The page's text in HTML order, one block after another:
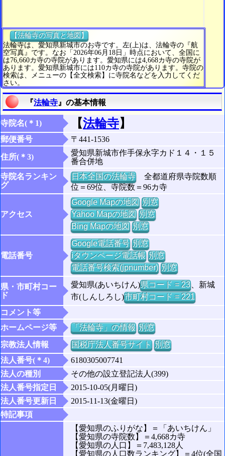
【法輪寺の写真と地図】
法輪寺は、愛知県新城市のお寺です。左(上)は、法輪寺の『航
空写真』です。なお「2026年06月18日」時点において、全国に
は76,660カ寺の寺院があります。愛知県には4,668カ寺の寺院が
あります。愛知県新城市には110カ寺の寺院があります。寺院の
検索は、メニューの【全文検索】に寺院名などを入力してくだ
さい。
『法輪寺 』の基本情報
寺院名(＊1) 【法輪寺】
郵便番号 〒441-1536
住所(＊3)
愛知県新城市作手保永字カド１４・１５
番合併地
寺院名ランキン
グ
日本全国の法輪寺全都道府県寺院数順
位＝69位、寺院数＝96カ寺
アクセス
Google Mapの地図 別窓
Yahoo Mapの地図 別窓
Bing Mapの地図 別窓
電話番号
Google電話番号 別窓
iタウンページ電話帳 別窓
電話番号検索(jpnumber) 別窓
県・市町村コー
ド
愛知県(あいちけん)県コード = 23、新城
市(しんしろし)市町村コード = 221
コメント等
ホームページ等
「法輪寺」の情報 別窓
宗教法人情報
国税庁法人番号サイト 別窓
法人番号(＊4)
6180305007741
法人の種別
その他の設立登記法人(399)
法人番号指定日
2015-10-05(月曜日)
法人番号更新日
2015-11-13(金曜日)
特記事項
【愛知県のふりがな】＝「あいちけん」
【愛知県の寺院数】＝4,668カ寺
【愛知県の人口】＝7,483,128人
【愛知県の人口数ランキング】＝4位(全国